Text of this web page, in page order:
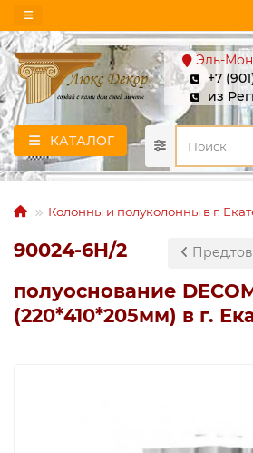
Эль-
+7
из
КАТАЛОГ
Колонны и полуколонны в г.
90024-6H/2
полуоснование
(220*410*205мм) в г.